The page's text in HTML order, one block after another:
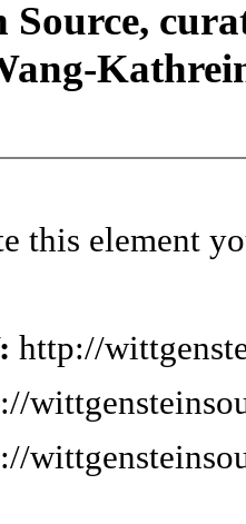
Source,
this element
http://